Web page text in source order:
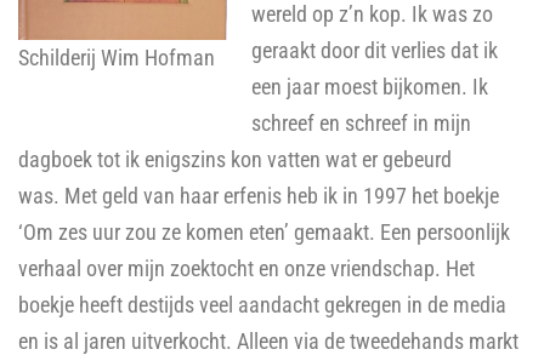
Schilderij Wim Hofman
wereld op z’n kop. Ik was zo
geraakt door dit verlies dat ik
een jaar moest bijkomen. Ik
schreef en schreef in mijn
dagboek tot ik enigszins kon vatten wat er gebeurd
was. Met geld van haar erfenis heb ik in 1997 het boekje
‘Om zes uur zou ze komen eten’ gemaakt. Een persoonlijk
verhaal over mijn zoektocht en onze vriendschap. Het
boekje heeft destijds veel aandacht gekregen in de media
en is al jaren uitverkocht. Alleen via de tweedehands markt